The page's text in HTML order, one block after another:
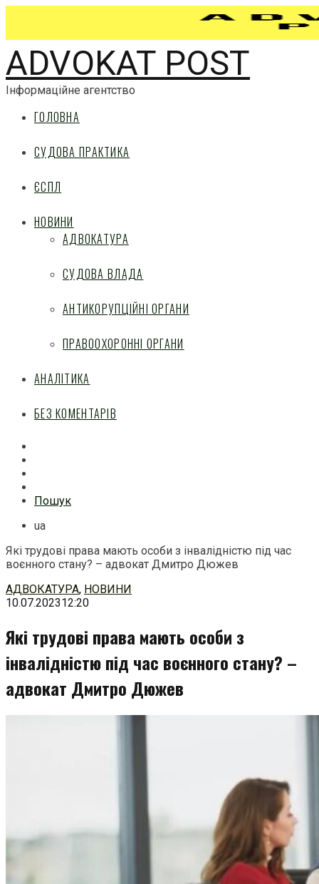
ADVOKAT POST
Інформаційне агентство
ГОЛОВНА
СУДОВА ПРАКТИКА
ЄСПЛ
НОВИНИ
АДВОКАТУРА
СУДОВА ВЛАДА
АНТИКОРУПЦІЙНІ ОРГАНИ
ПРАВООХОРОННІ ОРГАНИ
АНАЛІТИКА
БЕЗ КОМЕНТАРІВ
Пошук
ua
Які трудові права мають особи з інвалідністю під час
воєнного стану? – адвокат Дмитро Дюжев
Перейти
до
АДВОКАТУРА, НОВИНИ
10.07.202312:20
Які трудові права мають особи з
інвалідністю під час воєнного стану? –
адвокат Дмитро Дюжев